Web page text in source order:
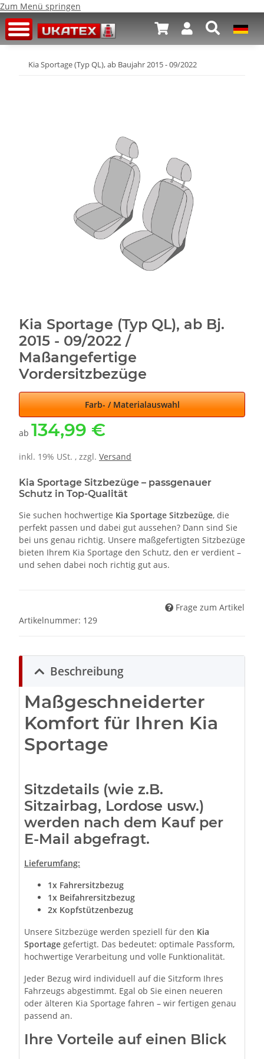
Zum Menü springen
Kia Sportage (Typ QL), ab Baujahr 2015 - 09/2022
Kia Sportage (Typ QL), ab Bj.
2015 - 09/2022 /
Maßangefertige
Vordersitzbezüge
Farb- / Materialauswahl
ab 134,99 €
inkl. 19% USt. , zzgl. Versand
Kia Sportage Sitzbezüge – passgenauer
Schutz in Top-Qualität
Sie suchen hochwertige Kia Sportage Sitzbezüge, die
perfekt passen und dabei gut aussehen? Dann sind Sie
bei uns genau richtig. Unsere maßgefertigten Sitzbezüge
bieten Ihrem Kia Sportage den Schutz, den er verdient –
und sehen dabei noch richtig gut aus.
Frage zum Artikel
Artikelnummer: 129
Beschreibung
Maßgeschneiderter
Komfort für Ihren Kia
Sportage
Sitzdetails (wie z.B.
Sitzairbag, Lordose usw.)
werden nach dem Kauf per
E-Mail abgefragt.
Lieferumfang:
1x Fahrersitzbezug
1x Beifahrersitzbezug
2x Kopfstützenbezug
Unsere Sitzbezüge werden speziell für den Kia
Sportage gefertigt. Das bedeutet: optimale Passform,
hochwertige Verarbeitung und volle Funktionalität.
Jeder Bezug wird individuell auf die Sitzform Ihres
Fahrzeugs abgestimmt. Egal ob Sie einen neueren
oder älteren Kia Sportage fahren – wir fertigen genau
passend an.
Ihre Vorteile auf einen Blick